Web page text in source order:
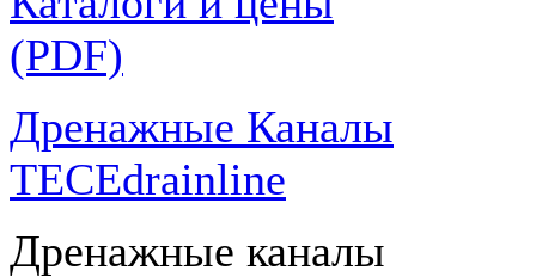
(PDF)
Дренажные Каналы
TECEdrainline
Дренажные каналы